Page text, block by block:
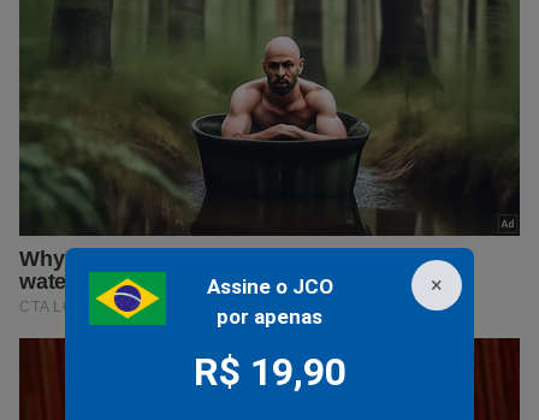
×
Assine o JCO
por apenas
R$ 19,90